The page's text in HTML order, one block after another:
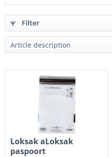
Filter
Loksak aLoksak
paspoort